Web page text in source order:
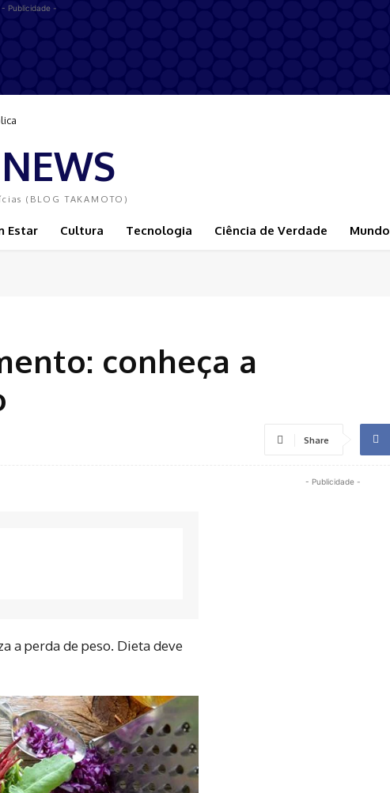
- Publicidade -
(BLOG TAKAMOTO)
Estar Cultura Tecnologia Ciência de Verdade Mundo
conheça a
Share
a perda de peso. Dieta deve
- Publicidade -